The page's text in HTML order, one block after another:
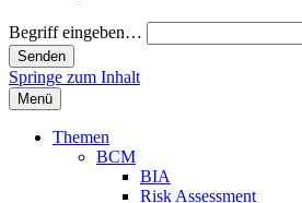
Begriff eingeben…
Springe zum Inhalt
Menü
Themen
BCM
BIA
Risk Assessment